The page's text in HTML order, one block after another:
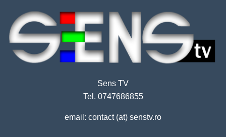
Sens TV
Tel. 0747686855
email: contact (at) senstv.ro